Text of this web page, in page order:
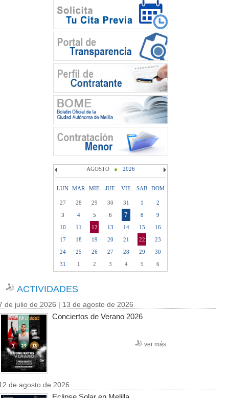
AGOSTO 2026
LUN MAR MIE JUE VIE SAB DOM
27 28 29 30 31 1
2
3
4 5 6 7 8
9
10
11 12 13 14 15
16
17
18 19 20 21 22
23
24
25 26 27 28 29
30
31
1 2 3 4 5 6
ACTIVIDADES
de julio de 2026 | 13 de agosto de 2026
Conciertos de Verano 2026
ver más
de agosto de 2026